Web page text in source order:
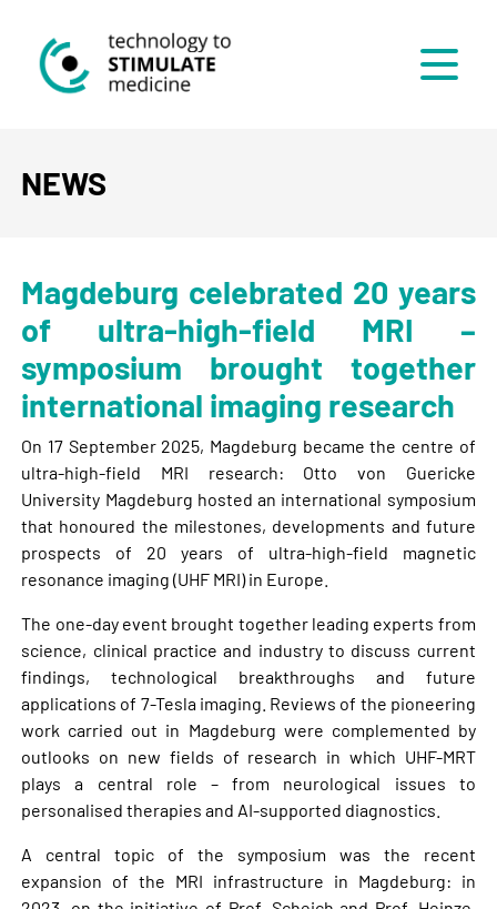
Menü
NEWS
Magdeburg celebrated 20 years
of ultra-high-field MRI –
symposium brought together
international imaging research
On 17 September 2025, Magdeburg became the centre of
ultra-high-field MRI research: Otto von Guericke
University Magdeburg hosted an international symposium
that honoured the milestones, developments and future
prospects of 20 years of ultra-high-field magnetic
resonance imaging (UHF MRI) in Europe.
The one-day event brought together leading experts from
science, clinical practice and industry to discuss current
findings, technological breakthroughs and future
applications of 7-Tesla imaging. Reviews of the pioneering
work carried out in Magdeburg were complemented by
outlooks on new fields of research in which UHF-MRT
plays a central role – from neurological issues to
personalised therapies and AI-supported diagnostics.
A central topic of the symposium was the recent
expansion of the MRI infrastructure in Magdeburg: in